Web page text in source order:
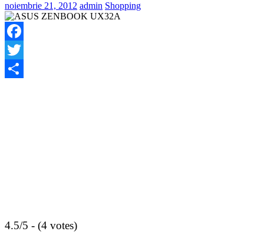
noiembrie 21, 2012 admin Shopping
Facebook
Twitter
4.5/5 - (4 votes)